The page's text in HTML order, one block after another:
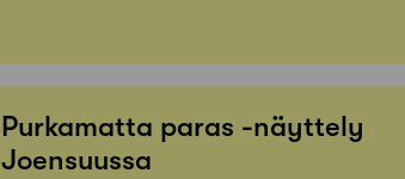
Purkamatta paras -näyttely
Joensuussa